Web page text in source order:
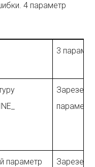
4 параметр
3
параметр
параметр